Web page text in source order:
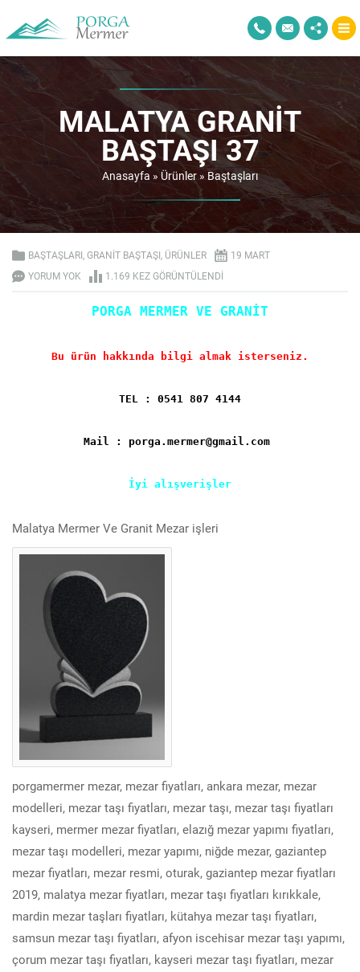
MALATYA GRANIT
BAŞTAŞI 37
Anasayfa » Ürünler»Baştaşları
BAŞTAŞLARI GRANIT BAŞTAŞI ÜRÜNLER
19 MART
YORUM YOK
1.169 KEZ GÖRÜNTÜLENDI
PORGA MERMER VE GRANİT
Bu ürün hakkında bilgi almak isterseniz.
TEL : 0541 807 4144
Mail : porga.mermer@gmail.com
İyi alışverişler
Malatya Mermer Ve Granit Mezar işleri
porgamermer mezar, mezar fiyatları, ankara mezar, mezar
modelleri, mezar taşı fiyatları, mezar taşı, mezar taşı fiyatları
kayseri, mermer mezar fiyatları, elazığ mezar yapımı fiyatları,
mezar taşı modelleri, mezar yapımı, niğde mezar, gaziantep
mezar fiyatları, mezar resmi, oturak, gaziantep mezar fiyatları
2019, malatya mezar fiyatları, mezar taşı fiyatları kırıkkale,
mardin mezar taşları fiyatları, kütahya mezar taşı fiyatları,
samsun mezar taşı fiyatları, afyon iscehisar mezar taşı yapımı,
çorum mezar taşı fiyatları, kayseri mezar taşı fiyatları, mezar